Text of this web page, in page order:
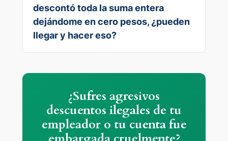
descontó toda la suma entera
dejándome en cero pesos, ¿pueden
llegar y hacer eso?
¿Sufres agresivos
descuentos ilegales de tu
empleador o tu cuenta fue